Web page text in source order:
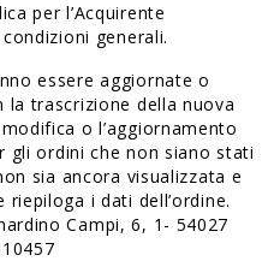
per l’Acquirente
generali.
essere aggiornate o
trascrizione della nuova
o l’aggiornamento
gli ordini che non siano stati
sia ancora visualizzata e
i dati dell’ordine.
Campi, 6, 1- 54027